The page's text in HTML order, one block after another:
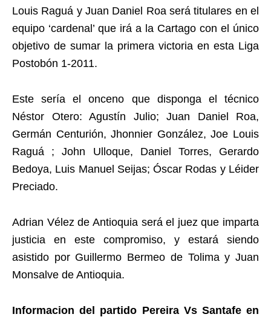
Louis Raguá y Juan Daniel Roa será titulares en el
equipo ‘cardenal’ que irá a la Cartago con el único
objetivo de sumar la primera victoria en esta Liga
Postobón 1-2011.
Este sería el onceno que disponga el técnico
Néstor Otero: Agustín Julio; Juan Daniel Roa,
Germán Centurión, Jhonnier González, Joe Louis
Raguá ; John Ulloque, Daniel Torres, Gerardo
Bedoya, Luis Manuel Seijas; Óscar Rodas y Léider
Preciado.
Adrian Vélez de Antioquia será el juez que imparta
justicia en este compromiso, y estará siendo
asistido por Guillermo Bermeo de Tolima y Juan
Monsalve de Antioquia.
Informacion del partido Pereira Vs Santafe en